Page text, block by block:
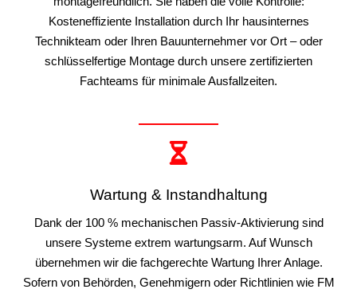
Kosteneffiziente Installation durch Ihr hausinternes
Technikteam oder Ihren Bauunternehmer vor Ort – oder
schlüsselfertige Montage durch unsere zertifizierten
Fachteams für minimale Ausfallzeiten.
Wartung & Instandhaltung
Dank der 100 % mechanischen Passiv-Aktivierung sind
unsere Systeme extrem wartungsarm. Auf Wunsch
übernehmen wir die fachgerechte Wartung Ihrer Anlage.
Sofern von Behörden, Genehmigern oder Richtlinien wie FM